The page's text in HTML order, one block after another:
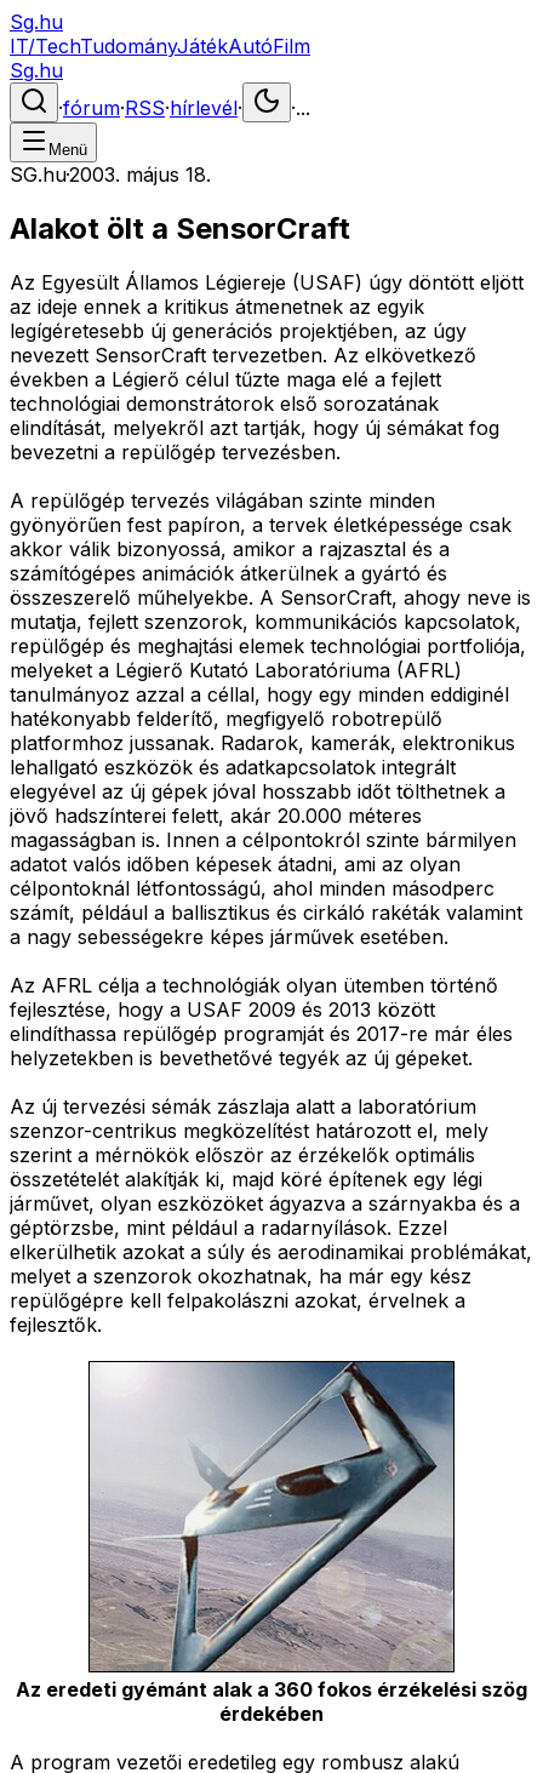
Sg.hu
IT/TechTudományJátékAutóFilm
Sg.hu
·fórum·RSS·hírlevél· ·...
Menü
SG.hu·2003. május 18.
Alakot ölt a SensorCraft
Az Egyesült Államos Légiereje (USAF) úgy döntött eljött
az ideje ennek a kritikus átmenetnek az egyik
legígéretesebb új generációs projektjében, az úgy
nevezett SensorCraft tervezetben. Az elkövetkező
években a Légierő célul tűzte maga elé a fejlett
technológiai demonstrátorok első sorozatának
elindítását, melyekről azt tartják, hogy új sémákat fog
bevezetni a repülőgép tervezésben.
A repülőgép tervezés világában szinte minden
gyönyörűen fest papíron, a tervek életképessége csak
akkor válik bizonyossá, amikor a rajzasztal és a
számítógépes animációk átkerülnek a gyártó és
összeszerelő műhelyekbe. A SensorCraft, ahogy neve is
mutatja, fejlett szenzorok, kommunikációs kapcsolatok,
repülőgép és meghajtási elemek technológiai portfoliója,
melyeket a Légierő Kutató Laboratóriuma (AFRL)
tanulmányoz azzal a céllal, hogy egy minden eddiginél
hatékonyabb felderítő, megfigyelő robotrepülő
platformhoz jussanak. Radarok, kamerák, elektronikus
lehallgató eszközök és adatkapcsolatok integrált
elegyével az új gépek jóval hosszabb időt tölthetnek a
jövő hadszínterei felett, akár 20.000 méteres
magasságban is. Innen a célpontokról szinte bármilyen
adatot valós időben képesek átadni, ami az olyan
célpontoknál létfontosságú, ahol minden másodperc
számít, például a ballisztikus és cirkáló rakéták valamint
a nagy sebességekre képes járművek esetében.
Az AFRL célja a technológiák olyan ütemben történő
fejlesztése, hogy a USAF 2009 és 2013 között
elindíthassa repülőgép programját és 2017-re már éles
helyzetekben is bevethetővé tegyék az új gépeket.
Az új tervezési sémák zászlaja alatt a laboratórium
szenzor-centrikus megközelítést határozott el, mely
szerint a mérnökök először az érzékelők optimális
összetételét alakítják ki, majd köré építenek egy légi
járművet, olyan eszközöket ágyazva a szárnyakba és a
géptörzsbe, mint például a radarnyílások. Ezzel
elkerülhetik azokat a súly és aerodinamikai problémákat,
melyet a szenzorok okozhatnak, ha már egy kész
repülőgépre kell felpakolászni azokat, érvelnek a
fejlesztők.
Az eredeti gyémánt alak a 360 fokos érzékelési szög
érdekében
A program vezetői eredetileg egy rombusz alakú